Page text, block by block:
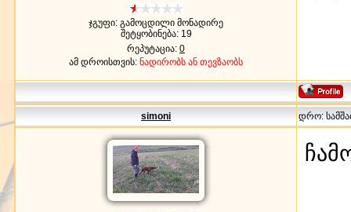
ჯგუფი: გამოცდილი მონადირე
შეტყობინება: 19
რეპუტაცია: 0
ამ დროისთვის: ნადირობს ან თევზაობს
simoni დრო: